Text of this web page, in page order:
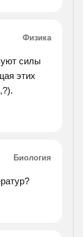
Физика
силы
этих
Биология